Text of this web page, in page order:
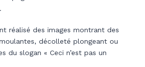
réalisé des images montrant des
décolleté plongeant ou
du slogan « Ceci n’est pas un